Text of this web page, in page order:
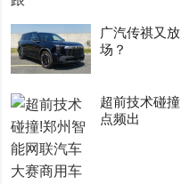
广汽传祺又
场？
超前技术碰
点频出